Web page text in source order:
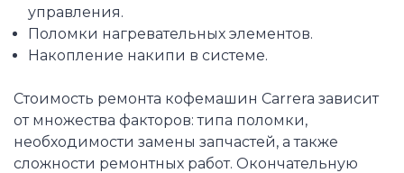
управления.
Поломки нагревательных элементов.
Накопление накипи в системе.
Стоимость ремонта кофемашин Carrera зависит
от множества факторов: типа поломки,
необходимости замены запчастей, а также
сложности ремонтных работ. Окончательную